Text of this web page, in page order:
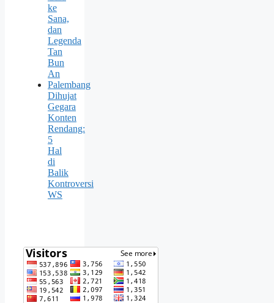
ke
Sana,
dan
Legenda
Tan
Bun
An
Palembang
Dihujat
Gegara
Konten
Rendang:
5
Hal
di
Balik
Kontroversi
WS